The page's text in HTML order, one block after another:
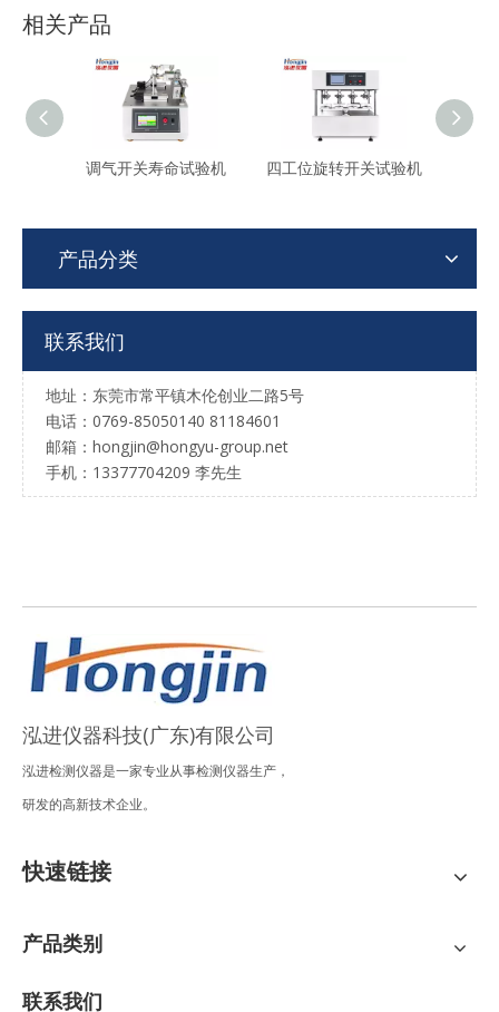
相关产品
调气开关寿命试验机 四工位旋转开关试验机
产品分类
联系我们
地址：东莞市常平镇木伦创业二路5号
电话：0769-85050140 81184601
邮箱：hongjin@hongyu-group.net
手机：13377704209 李先生
泓进仪器科技(广东)有限公司
泓进检测仪器是一家专业从事检测仪器生产，
研发的高新技术企业。
快速链接
产品类别
联系我们